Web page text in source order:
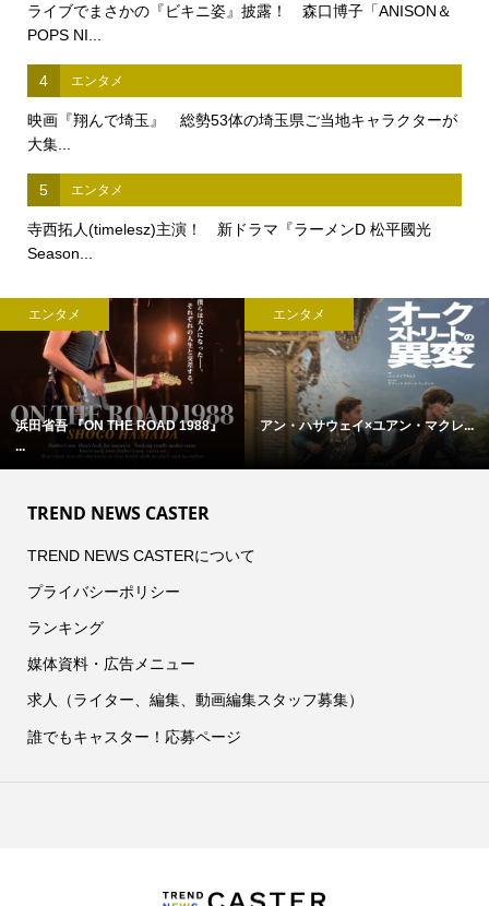
ライブでまさかの『ビキニ姿』披露！ 森口博子「ANISON＆
POPS NI...
4 エンタメ
映画『翔んで埼玉』 総勢53体の埼玉県ご当地キャラクターが
大集...
5 エンタメ
寺西拓人(timelesz)主演！ 新ドラマ『ラーメンD 松平國光
Season...
ウェイ×ユアン・マクレ... 賀喜遥香(乃木坂46)登場！ 本日...
ビジ
なぜ警
TREND NEWS CASTER
TREND NEWS CASTERについて
プライバシーポリシー
ランキング
媒体資料・広告メニュー
求人（ライター、編集、動画編集スタッフ募集）
誰でもキャスター！応募ページ